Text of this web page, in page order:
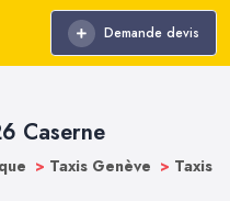
Demande devis
Caserne
> Taxis Genève > Taxis